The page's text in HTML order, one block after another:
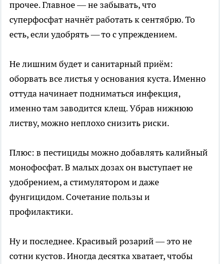
прочее. Главное — не забывать, что
суперфосфат начнёт работать к сентябрю. То
есть, если удобрять — то с упреждением.
Не лишним будет и санитарный приём:
оборвать все листья у основания куста. Именно
оттуда начинает подниматься инфекция,
именно там заводится клещ. Убрав нижнюю
листву, можно неплохо снизить риски.
Плюс: в пестициды можно добавлять калийный
монофосфат. В малых дозах он выступает не
удобрением, а стимулятором и даже
фунгицидом. Сочетание пользы и
профилактики.
Ну и последнее. Красивый розарий — это не
сотни кустов. Иногда десятка хватает, чтобы